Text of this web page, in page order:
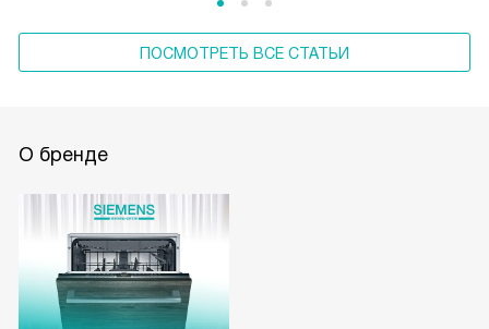
ПОСМОТРЕТЬ ВСЕ СТАТЬИ
О бренде